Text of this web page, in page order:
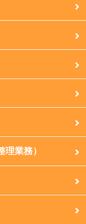
業務）